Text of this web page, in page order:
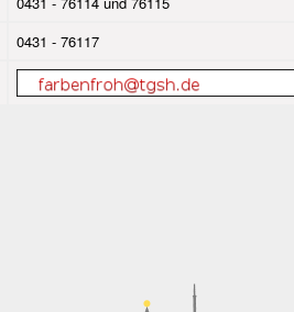
0431 - 76117